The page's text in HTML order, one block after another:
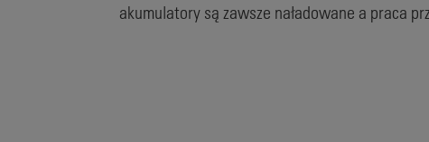
akumulatory są zawsze naładowane a praca